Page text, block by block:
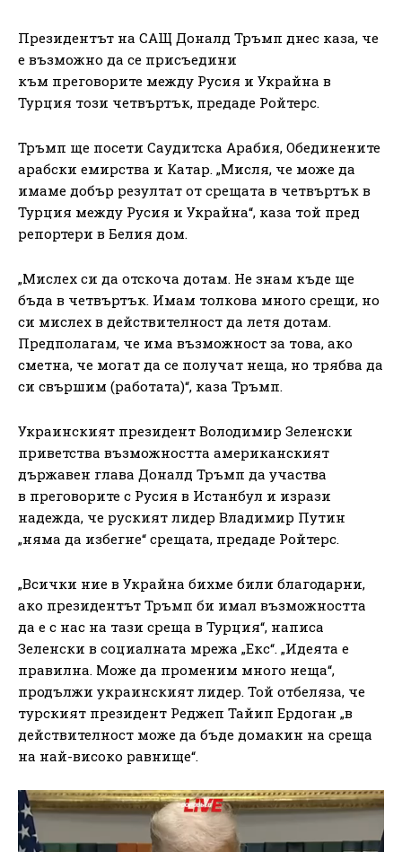
Президентът на САЩ Доналд Тръмп днес каза, че
е възможно да се присъедини
към преговорите между Русия и Украйна в
Турция този четвъртък, предаде Ройтерс.
Тръмп ще посети Саудитска Арабия, Обединените
арабски емирства и Катар. „Мисля, че може да
имаме добър резултат от срещата в четвъртък в
Турция между Русия и Украйна“, каза той пред
репортери в Белия дом.
„Мислех си да отскоча дотам. Не знам къде ще
бъда в четвъртък. Имам толкова много срещи, но
си мислех в действителност да летя дотам.
Предполагам, че има възможност за това, ако
сметна, че могат да се получат неща, но трябва да
си свършим (работата)“, каза Тръмп.
Украинският президент Володимир Зеленски
приветства възможността американският
държавен глава Доналд Тръмп да участва
в преговорите с Русия в Истанбул и изрази
надежда, че руският лидер Владимир Путин
„няма да избегне“ срещата, предаде Ройтерс.
„Всички ние в Украйна бихме били благодарни,
ако президентът Тръмп би имал възможността
да е с нас на тази среща в Турция“, написа
Зеленски в социалната мрежа „Екс“. „Идеята е
правилна. Може да променим много неща“,
продължи украинският лидер. Той отбеляза, че
турският президент Реджеп Тайип Ердоган „в
действителност може да бъде домакин на среща
на най-високо равнище“.